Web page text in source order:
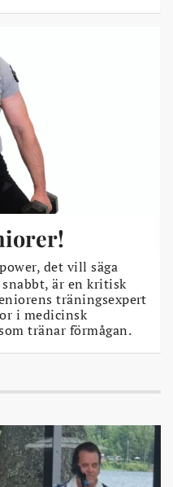
det vill säga
är en kritisk
träningsexpert
i medicinsk
tränar förmågan.